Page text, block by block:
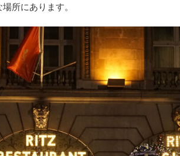
所にあります。